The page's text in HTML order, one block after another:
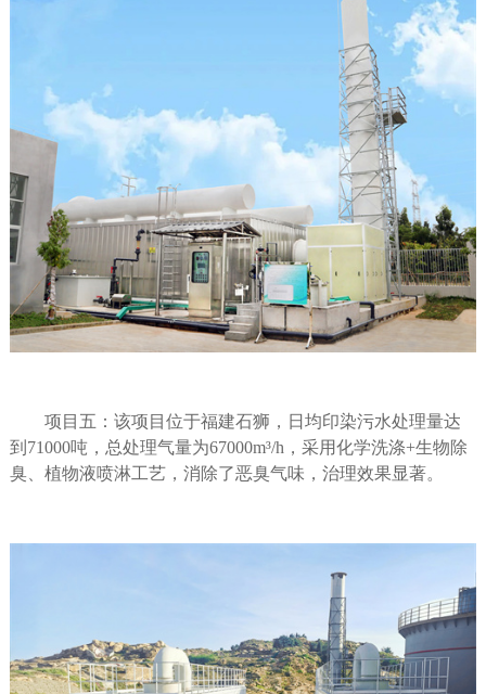
项目五：该项目位于福建石狮，日均印染污水处理量达
到 71000吨，总处理气量为67000m³/h ，采用化学洗涤+生物除
臭、植物液喷淋工艺，消除了恶臭气味，治理效果显著。